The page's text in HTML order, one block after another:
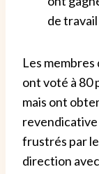
de
Les
ont voté à 80
mais ont
frustrés par
direction